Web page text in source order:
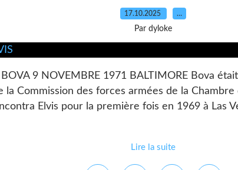
17.10.2025 …
Par dyloke
BOVA 9 NOVEMBRE 1971 BALTIMORE Bova
la Commission des forces armées de la
Elvis pour la première fois en 1969 à Las
Lire la suite